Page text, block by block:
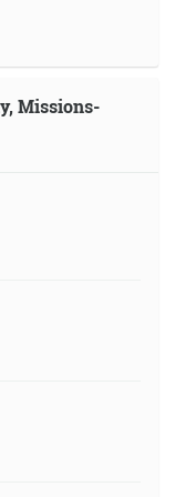
Missions-